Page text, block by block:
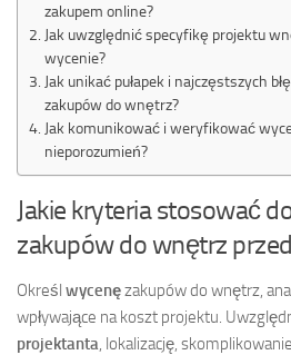
zakupem online?
Jak uwzględnić specyfikę projektu
wycenie?
Jak unikać pułapek i najczęstszych
zakupów do wnętrz?
Jak komunikować i weryfikować
nieporozumień?
Jakie kryteria stosować
zakupów do wnętrz
Określ wycenęzakupów do wnętrz,
wpływające na koszt projektu.
projektanta , lokalizację,